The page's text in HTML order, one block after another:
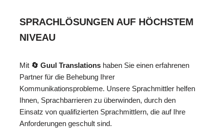
SPRACHLÖSUNGEN AUF HÖCHSTEM
NIVEAU
Mit 🔄 Guul Translations haben Sie einen erfahrenen
Partner für die Behebung Ihrer
Kommunikationsprobleme. Unsere Sprachmittler helfen
Ihnen, Sprachbarrieren zu überwinden, durch den
Einsatz von qualifizierten Sprachmittlern, die auf Ihre
Anforderungen geschult sind.